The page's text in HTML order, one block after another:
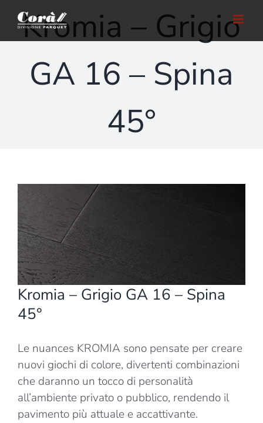
contenuto
Kromia – Grigio
GA 16 – Spina
45°
Ingrandisci
Kromia – Grigio GA 16 – Spina
45°
Le nuances KROMIA sono pensate per creare
nuovi giochi di colore, divertenti combinazioni
che daranno un tocco di personalità
all’ambiente privato o pubblico, rendendo il
pavimento più attuale e accattivante.